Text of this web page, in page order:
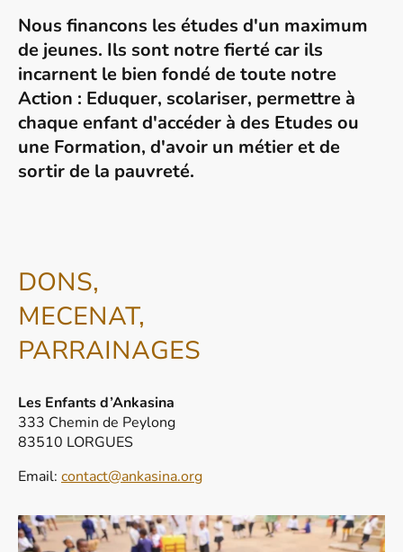
Nous financons les études d'un maximum
de jeunes. Ils sont notre fierté car ils
incarnent le bien fondé de toute notre
Action : Eduquer, scolariser, permettre à
chaque enfant d'accéder à des Etudes ou
une Formation, d'avoir un métier et de
sortir de la pauvreté.
DONS,
MECENAT,
PARRAINAGES
Les Enfants d’Ankasina
333 Chemin de Peylong
83510 LORGUES
Email: contact@ankasina.org